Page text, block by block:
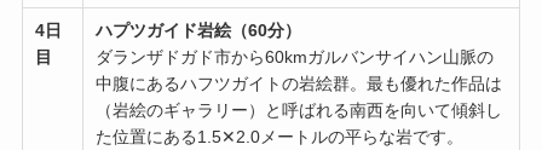
4日
目
ハプツガイド岩絵（60分）
ダランザドガド市から60kmガルバンサイハン山脈の
中腹にあるハフツガイトの岩絵群。最も優れた作品は
（岩絵のギャラリー）と呼ばれる南西を向いて傾斜し
た位置にある1.5✕2.0メートルの平らな岩です。